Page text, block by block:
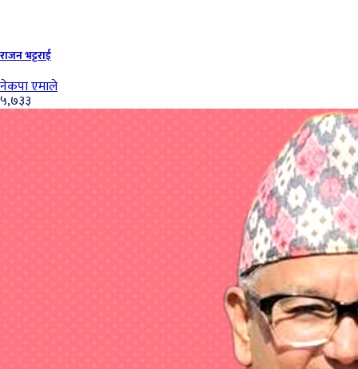
राजन भट्टराई
नेकपा एमाले
५,७३३